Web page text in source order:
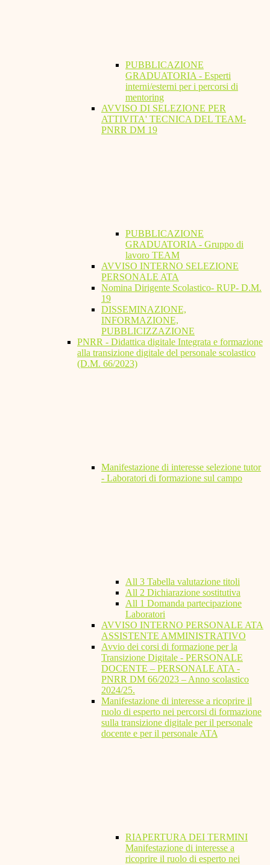
PUBBLICAZIONE
GRADUATORIA - Esperti
interni/esterni per i percorsi di
mentoring
AVVISO DI SELEZIONE PER
ATTIVITA' TECNICA DEL TEAM-
PNRR DM 19
PUBBLICAZIONE
GRADUATORIA - Gruppo di
lavoro TEAM
AVVISO INTERNO SELEZIONE
PERSONALE ATA
Nomina Dirigente Scolastico- RUP- D.M.
19
DISSEMINAZIONE,
INFORMAZIONE,
PUBBLICIZZAZIONE
PNRR - Didattica digitale Integrata e formazione
alla transizione digitale del personale scolastico
(D.M. 66/2023)
Manifestazione di interesse selezione tutor
- Laboratori di formazione sul campo
All 3 Tabella valutazione titoli
All 2 Dichiarazione sostitutiva
All 1 Domanda partecipazione
Laboratori
AVVISO INTERNO PERSONALE ATA
ASSISTENTE AMMINISTRATIVO
Avvio dei corsi di formazione per la
Transizione Digitale - PERSONALE
DOCENTE – PERSONALE ATA -
PNRR DM 66/2023 – Anno scolastico
2024/25.
Manifestazione di interesse a ricoprire il
ruolo di esperto nei percorsi di formazione
sulla transizione digitale per il personale
docente e per il personale ATA
RIAPERTURA DEI TERMINI
Manifestazione di interesse a
ricoprire il ruolo di esperto nei